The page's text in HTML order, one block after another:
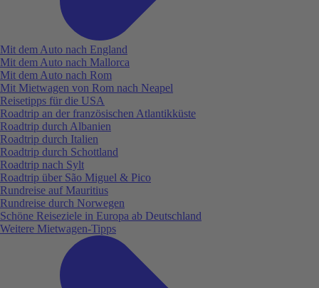
Mit dem Auto nach England
Mit dem Auto nach Mallorca
Mit dem Auto nach Rom
Mit Mietwagen von Rom nach Neapel
Reisetipps für die USA
Roadtrip an der französischen Atlantikküste
Roadtrip durch Albanien
Roadtrip durch Italien
Roadtrip durch Schottland
Roadtrip nach Sylt
Roadtrip über São Miguel & Pico
Rundreise auf Mauritius
Rundreise durch Norwegen
Schöne Reiseziele in Europa ab Deutschland
Weitere Mietwagen-Tipps